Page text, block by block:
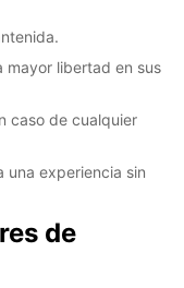
mayor libertad en sus
caso de cualquier
una experiencia sin
de